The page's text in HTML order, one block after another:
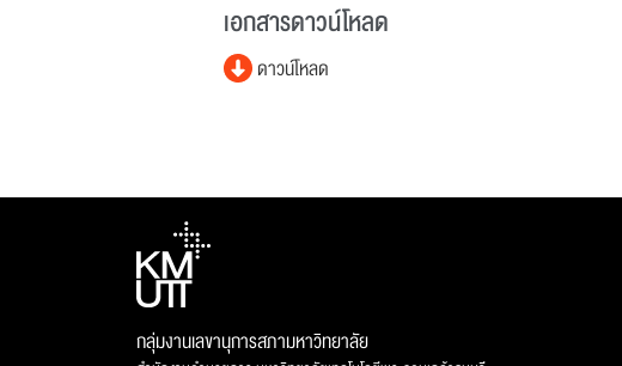
เอกสารดาวน์โหลด
ดาวน์โหลด
กลุ่มงานเลขานุการสภามหาวิทยาลัย